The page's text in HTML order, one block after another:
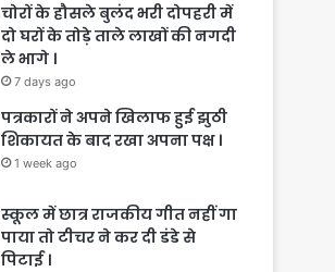
चोरों के हौसले बुलंद भरी दोपहरी में
दो घरों के तोड़े ताले लाखों की नगदी
ले भागे ।
7 days ago
पत्रकारों ने अपने खिलाफ हुई झुठी
शिकायत के बाद रखा अपना पक्ष ।
1 week ago
स्कूल में छात्र राजकीय गीत नहीं गा
पाया तो टीचर ने कर दी डंडे से
पिटाई ।